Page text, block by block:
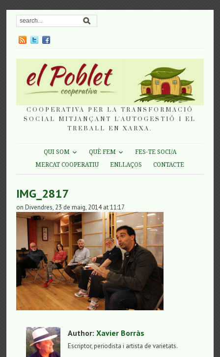
COOPERATIVA PER LA TRANSFORMACIÓ
SOCIAL MITJANÇANT L'AUTOGESTIÓ I EL
TREBALL EN XARXA.
QUI SOM QUÈ FEM
FES-TE SOCI/A
MERCAT COOPERATIU
ENLLAÇOS CONTACTE
IMG_2817
on Divendres, 23 de maig, 2014 at 11:17
Author:Xavier Borràs
Escriptor, periodista i artista de varietats.